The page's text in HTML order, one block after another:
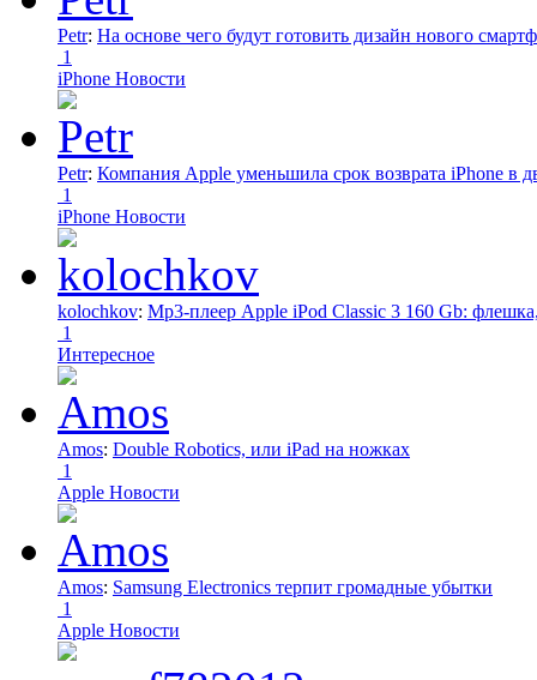
Petr: На основе чего будут готовить дизайн нового
1
iPhone Новости
Petr: Компания Apple уменьшила срок возврата iPhone в
1
iPhone Новости
kolochkov: Mp3-плеер Apple iPod Classic 3 160 Gb:
1
Интересное
Amos: Double Robotics, или iPad на ножках
1
Apple Новости
Amos: Samsung Electronics терпит громадные убытки
1
Apple Новости